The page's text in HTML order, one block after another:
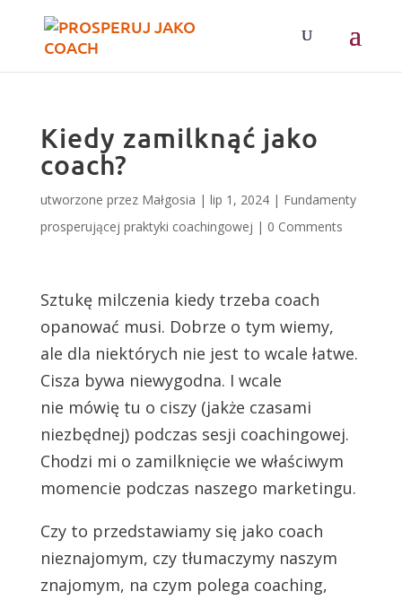
Kiedy zamilknąć jako
coach?
utworzone przez Małgosia | lip 1, 2024| Fundamenty
prosperującej praktyki coachingowej | 0 Comments
Sztukę milczenia kiedy trzeba coach
opanować musi. Dobrze o tym wiemy,
ale dla niektórych nie jest to wcale łatwe.
Cisza bywa niewygodna. I wcale
nie mówię tu o ciszy (jakże czasami
niezbędnej) podczas sesji coachingowej.
Chodzi mi o zamilknięcie we właściwym
momencie podczas naszego marketingu.
Czy to przedstawiamy się jako coach
nieznajomym, czy tłumaczymy naszym
znajomym, na czym polega coaching,